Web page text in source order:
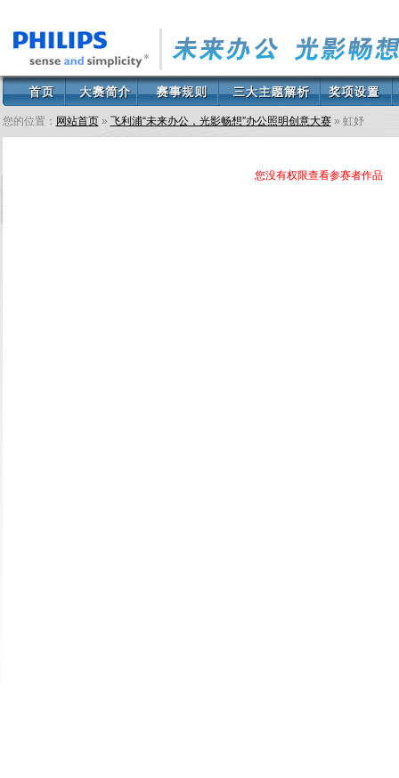
您的位置： 网站首页» 飞利浦“未来办公，光影畅想”办公照明创意大赛» 虹妤
您没有权限查看参赛者作品